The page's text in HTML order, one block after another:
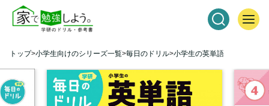
トップ 小学生向けのシリーズ一覧 毎日のドリル 小学生の英単語